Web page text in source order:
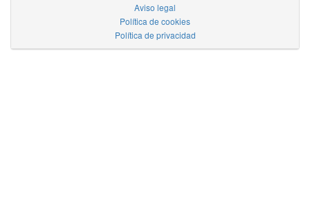
Aviso legal
Política de cookies
Política de privacidad